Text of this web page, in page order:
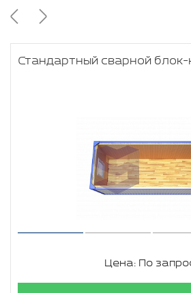
Стандартный сварной
Цена: По